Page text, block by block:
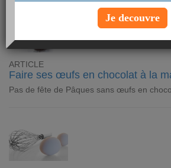
ARTICLE
Faire ses œufs en chocolat à la
Pas de fête de Pâques sans œufs en
Je decouvre